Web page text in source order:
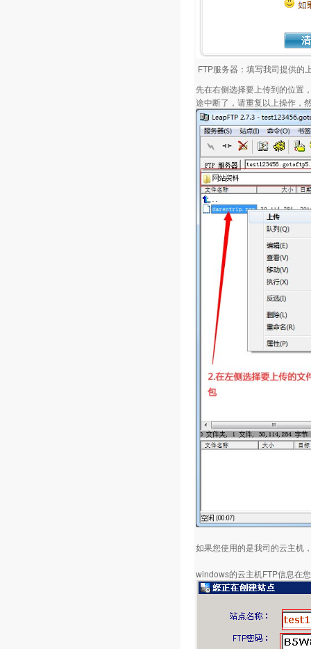
FTP服务器：填写我司提供的
先在右侧选择要上传到的位置
途中断了，请重复以上操作，
如果您使用的是我司的云主机
windows的云主机FTP信息在